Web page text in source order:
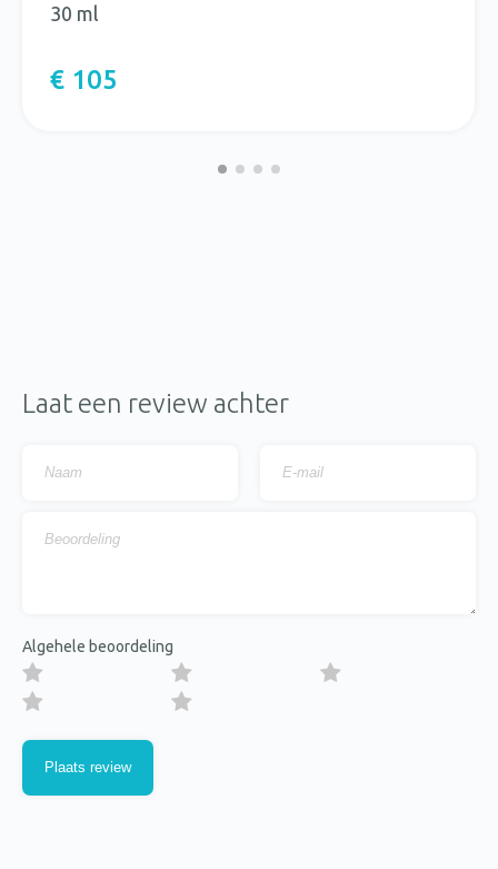
30 ml
€ 105
Laat een review achter
Algehele beoordeling